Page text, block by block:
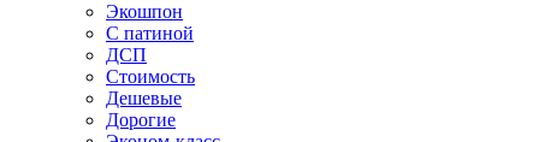
Экошпон
С патиной
ДСП
Стоимость
Дешевые
Дорогие